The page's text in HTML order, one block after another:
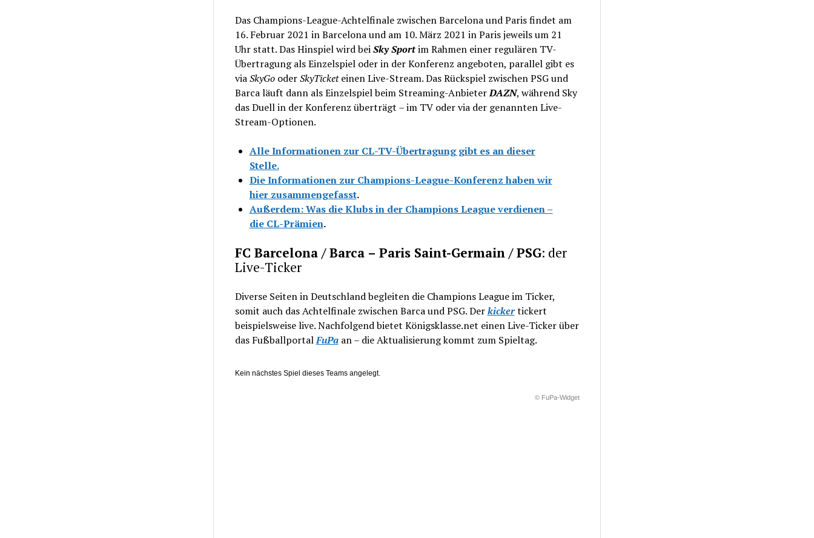
Das Champions-League-Achtelfinale zwischen Barcelona und Paris findet am
16. Februar 2021 in Barcelona und am 10. März 2021 in Paris jeweils um 21
Uhr statt. Das Hinspiel wird beiSky Sportim Rahmen einer regulären TV-
Übertragung als Einzelspiel oder in der Konferenz angeboten, parallel gibt es
viaSkyGooderSkyTicketeinen Live-Stream. Das Rückspiel zwischen PSG und
Barca läuft dann als Einzelspiel beim Streaming-AnbieterDAZN, während Sky
das Duell in der Konferenz überträgt – im TV oder via der genannten Live-
Stream-Optionen.
Alle Informationen zur CL-TV-Übertragung gibt es an dieser
Stelle.
Die Informationen zur Champions-League-Konferenz haben wir
hier zusammengefasst.
Außerdem: Was die Klubs in der Champions League verdienen –
die CL-Prämien.
FC Barcelona / Barca – Paris Saint-Germain / PSG: der
Live-Ticker
Diverse Seiten in Deutschland begleiten die Champions League im Ticker,
somit auch das Achtelfinale zwischen Barca und PSG. Derkickertickert
beispielsweise live. Nachfolgend bietet Königsklasse.net einen Live-Ticker über
das FußballportalFuPaan – die Aktualisierung kommt zum Spieltag.